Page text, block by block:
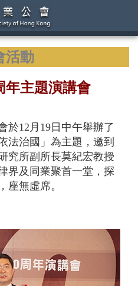
活動
年主題演講會
於12月19日中午舉辦了
法治國」為主題，邀到
究所副所長莫紀宏教授
界及同業聚首一堂，探
座無虛席。